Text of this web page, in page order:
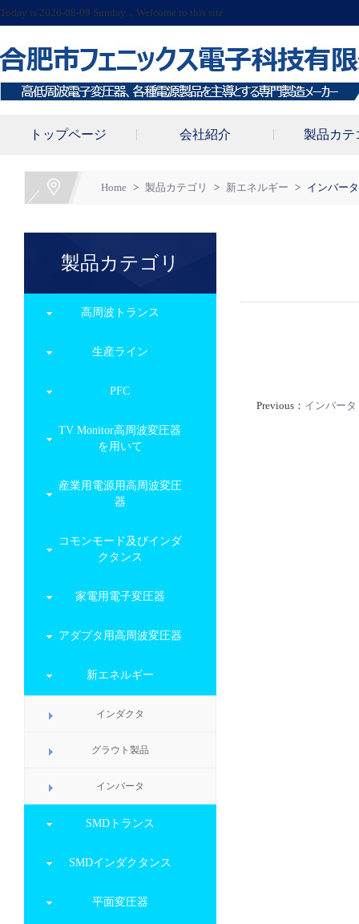
Today is 2026-08-09 Sunday，Welcome to this site
トップページ 会社紹介 製品カテ
Home > 製品カテゴリ > 新エネルギー > インバータ
製品カテゴリ
高周波トランス
生産ライン
PFC
TV Monitor高周波変圧器
を用いて
産業用電源用高周波変圧
器
コモンモード及びインダ
クタンス
家電用電子変圧器
アダプタ用高周波変圧器
新エネルギー
インダクタ
グラウト製品
インバータ
SMDトランス
SMDインダクタンス
平面変圧器
Previous： インバータ